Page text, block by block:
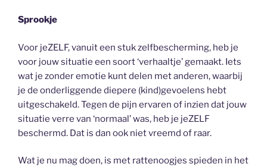
Sprookje
Voor jeZELF, vanuit een stuk zelfbescherming, heb je
voor jouw situatie een soort ‘verhaaltje’ gemaakt. Iets
wat je zonder emotie kunt delen met anderen, waarbij
je de onderliggende diepere (kind)gevoelens hebt
uitgeschakeld. Tegen de pijn ervaren of inzien dat jouw
situatie verre van ‘normaal’ was, heb je jeZELF
beschermd. Dat is dan ook niet vreemd of raar.
Wat je nu mag doen, is met rattenoogjes spieden in het